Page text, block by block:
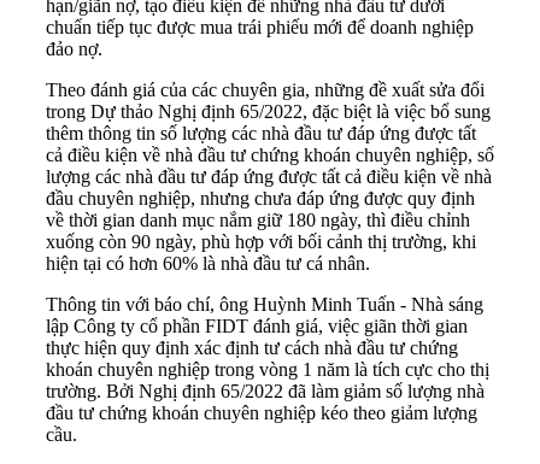
hạn/giãn nợ, tạo điều kiện để những nhà đầu tư dưới
chuẩn tiếp tục được mua trái phiếu mới để doanh nghiệp
đảo nợ.
Theo đánh giá của các chuyên gia, những đề xuất sửa đổi
trong Dự thảo Nghị định 65/2022, đặc biệt là việc bổ sung
thêm thông tin số lượng các nhà đầu tư đáp ứng được tất
cả điều kiện về nhà đầu tư chứng khoán chuyên nghiệp, số
lượng các nhà đầu tư đáp ứng được tất cả điều kiện về nhà
đầu chuyên nghiệp, nhưng chưa đáp ứng được quy định
về thời gian danh mục nắm giữ 180 ngày, thì điều chỉnh
xuống còn 90 ngày, phù hợp với bối cảnh thị trường, khi
hiện tại có hơn 60% là nhà đầu tư cá nhân.
Thông tin với báo chí, ông Huỳnh Minh Tuấn - Nhà sáng
lập Công ty cổ phần FIDT đánh giá, việc giãn thời gian
thực hiện quy định xác định tư cách nhà đầu tư chứng
khoán chuyên nghiệp trong vòng 1 năm là tích cực cho thị
trường. Bởi Nghị định 65/2022 đã làm giảm số lượng nhà
đầu tư chứng khoán chuyên nghiệp kéo theo giảm lượng
cầu.